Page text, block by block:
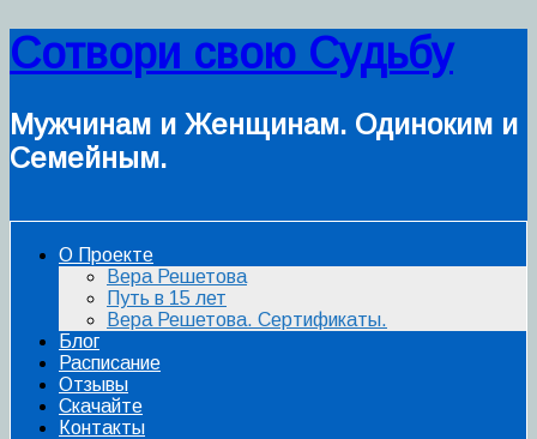
Сотвори свою Судьбу
Мужчинам и Женщинам. Одиноким и
Семейным.
О Проекте
Вера Решетова
Путь в 15 лет
Вера Решетова. Сертификаты.
Блог
Расписание
Отзывы
Скачайте
Контакты